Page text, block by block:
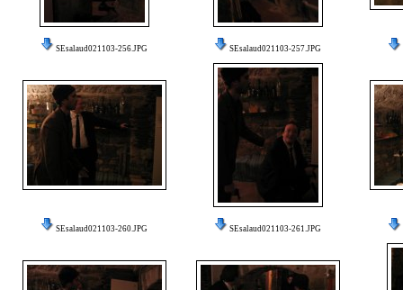
SEsalaud021103-256.JPG SEsalaud021103-257.JPG
SEsalaud021103-260.JPG SEsalaud021103-261.JPG